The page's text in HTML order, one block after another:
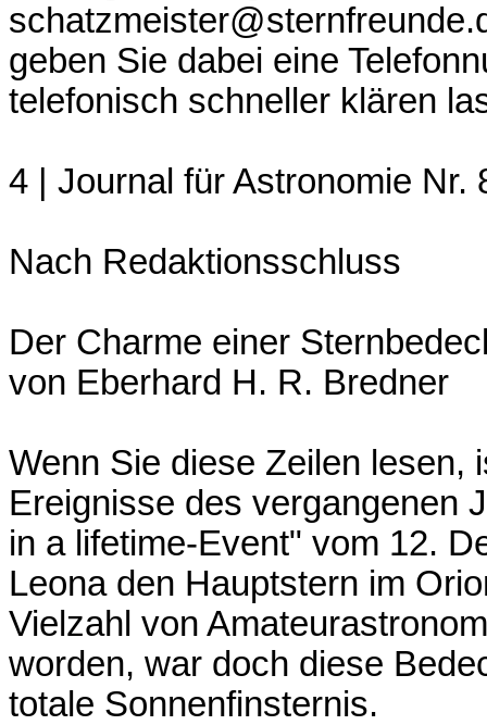
geben Sie dabei eine
telefonisch schneller klären
4 | Journal für Astronomie Nr.
Nach Redaktionsschluss
Der Charme einer
von Eberhard H. R. Bredner
Wenn Sie diese Zeilen lesen,
Ereignisse des vergangenen
in a lifetime-Event" vom 12.
Leona den Hauptstern im
Vielzahl von
worden, war doch diese
totale Sonnenfinsternis.